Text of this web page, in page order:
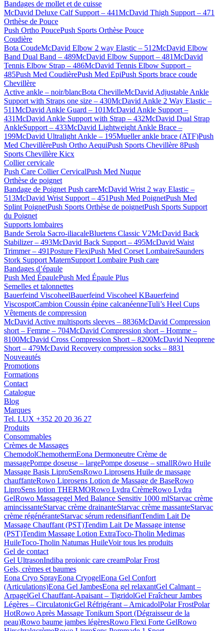
Bandages de mollet et de cuisse
McDavid Deluxe Calf Support – 441McDavid Thigh Support – 471
Orthèse de Pouce
Push Ortho PoucePush Sports Orthèse Pouce
Coudière
Bota CoudeMcDavid Elbow 2 way Elastic – 512McDavid Elbow
Band Dual Band – 489McDavid Elbow Support – 481McDavid
Tennis Elbow Strap – 486McDavid Tennis Elbow Support –
485Push Med CoudièrePush Med EpiPush Sports brace coude
Chevillère
Active ankle – noir/blancBota ChevilleMcDavid Adjustable Ankle
Support with Straps one size – 430McDavid Ankle 2 Way Elastic –
511McDavid Ankle Guard – 101McDavid Ankle Support –
431McDavid Ankle Support with Strap – 432McDavid Dual Strap
AnkleSupport – 433McDavid Lightweight Ankle Brace –
199McDavid Ultralight Ankle – 195Mueller ankle brace (ATF)Push
Med ChevillèrePush Ortho AequiPush Sports Chevillère 8Push
Sports Chevillère Kicx
Collier cervicale
Push Care Collier CervicalPush Med Nuque
Orthèse de poignet
Bandage de Poignet Push careMcDavid Wrist 2 way Elastic –
513McDavid Wrist Support – 451Push Med PoignetPush Med
Splint PoignetPush Sports Orthèse de poignetPush Sports Support
du Poignet
Supports lombaires
Bande Serola Sacro-iliacaleBluetens Classic V2McDavid Back
Stabilizer – 493McDavid Back Support – 495McDavid Waist
Trimmer – 491Posture FlexiPush Med Corset LombaireSaunders
Stork Support MaternSupport Lombaire Push care
Bandages d’épaule
Push Med ÉpaulePush Med Épaule Plus
Semelles et talonnettes
Bauerfeind ViscoheelBauerfeind Viscoheel KBauerfeind
ViscospotCambion Coussin épine calcanéenneTuli’s Heel Cups
Vêtements de compression
McDavid Active multisports sleeves – 8836McDavid Compression
short – Femme – 704McDavid Compression short – Homme –
8100McDavid Cross Compression Short – 8200McDavid Neoprene
Short – 479McDavid Recovery compression socks – 8831
Nouveautés
Promotions
Formations
Contact
Catalogue
Blog
Marques
Tel. LUX +352 20 20 36 27
Produits
Consommables
Crèmes de Massages
ChemodolChemothermEona Dermoneutre Crème de
massagePompe doseuse – largePompe doseuse – smallRöwo Huile
Massage Basis LiproSensRowo Liprosens Huile de massage
chauffanteRowo Liprosens Lotion de Massage de BaseRowo
LiproSens lotion THERMORowo Lydra CrèmeRowo Lydra
GelRowo Massagegel Med Balance Sensitiv 1000 mlStarvac crème
amincissanteStarvac crème drainanteStarvac crème massanteStarvac
crème régénéranteStarvac sérum redensifiantTendim Lait De
Massage Chauffant (PST)Tendim Lait De Massage intense
(PST)Tendim Massage Lotion ExtraToco-Tholin Medimas
HuileToco-Tholin Natumas HuileVoir tous les produits
Gel de contact
Gel UltrasonIndiba proionic care creamPolar Frost
Gels, crèmes et baumes
Eona Cryo SprayEona CryogelEona Gel Confort
(Articulations)Eona Gel JambesEona gel relaxantGel Calmant –
ArpagelGel Chauffant-Apaisant – TigridolGel Fraîcheur Jambes
Légères – CirculatonicGel Réfrigérant – ArnicadolPolar FrostPolar
HotRowo Après Massage Tonikum Sport (Dégraisseur de la
peau)Rowo baume jambes légèresRowo Flexi Forte GelRowo